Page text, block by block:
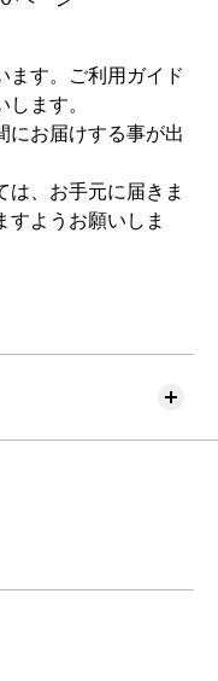
す。ご利用ガイド
ます。
お届けする事が出
、お手元に届きま
すようお願いしま